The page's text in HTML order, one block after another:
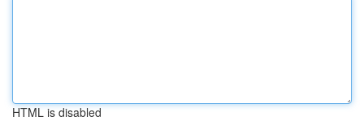
HTML is disabled